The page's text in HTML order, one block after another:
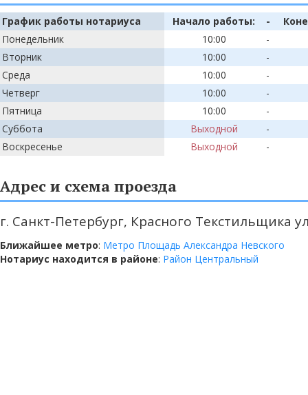
График работы нотариуса Начало работы: -
Понедельник
10:00
-
Вторник
10:00
-
Среда
10:00
-
Четверг
10:00
-
Пятница
10:00
-
Суббота
Выходной
-
Воскресенье
Выходной -
Адрес и схема проезда
г. Санкт-Петербург, Красного Текстильщика
Ближайшее метро: Метро Площадь Александра Невского
Нотариус находится в районе: Район Центральный